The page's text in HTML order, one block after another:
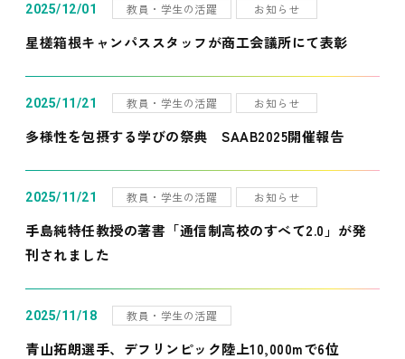
2025/12/01 教員・学生の活躍 お知らせ
星槎箱根キャンパススタッフが商工会議所にて表彰
2025/11/21 教員・学生の活躍 お知らせ
多様性を包摂する学びの祭典 SAAB2025開催報告
2025/11/21 教員・学生の活躍 お知らせ
手島純特任教授の著書「通信制高校のすべて2.0」が発
刊されました
2025/11/18 教員・学生の活躍
青山拓朗選手、デフリンピック陸上10,000mで6位